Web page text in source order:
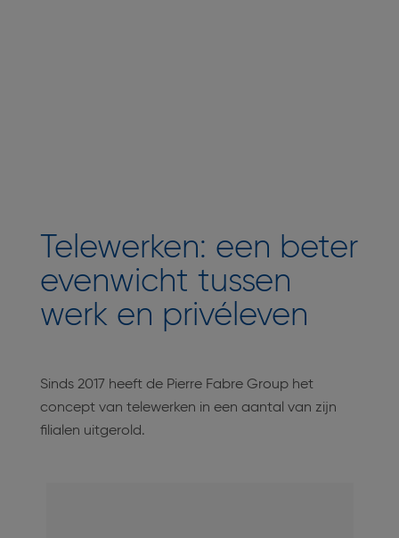
Telewerken: een beter
evenwicht tussen
werk en privéleven
Sinds 2017 heeft de Pierre Fabre Group het
concept van telewerken in een aantal van zijn
filialen uitgerold.